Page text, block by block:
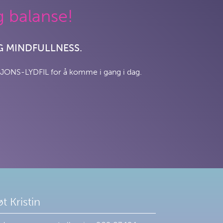
balanse!
LYDFIL for å komme i gang i dag.
Kristin